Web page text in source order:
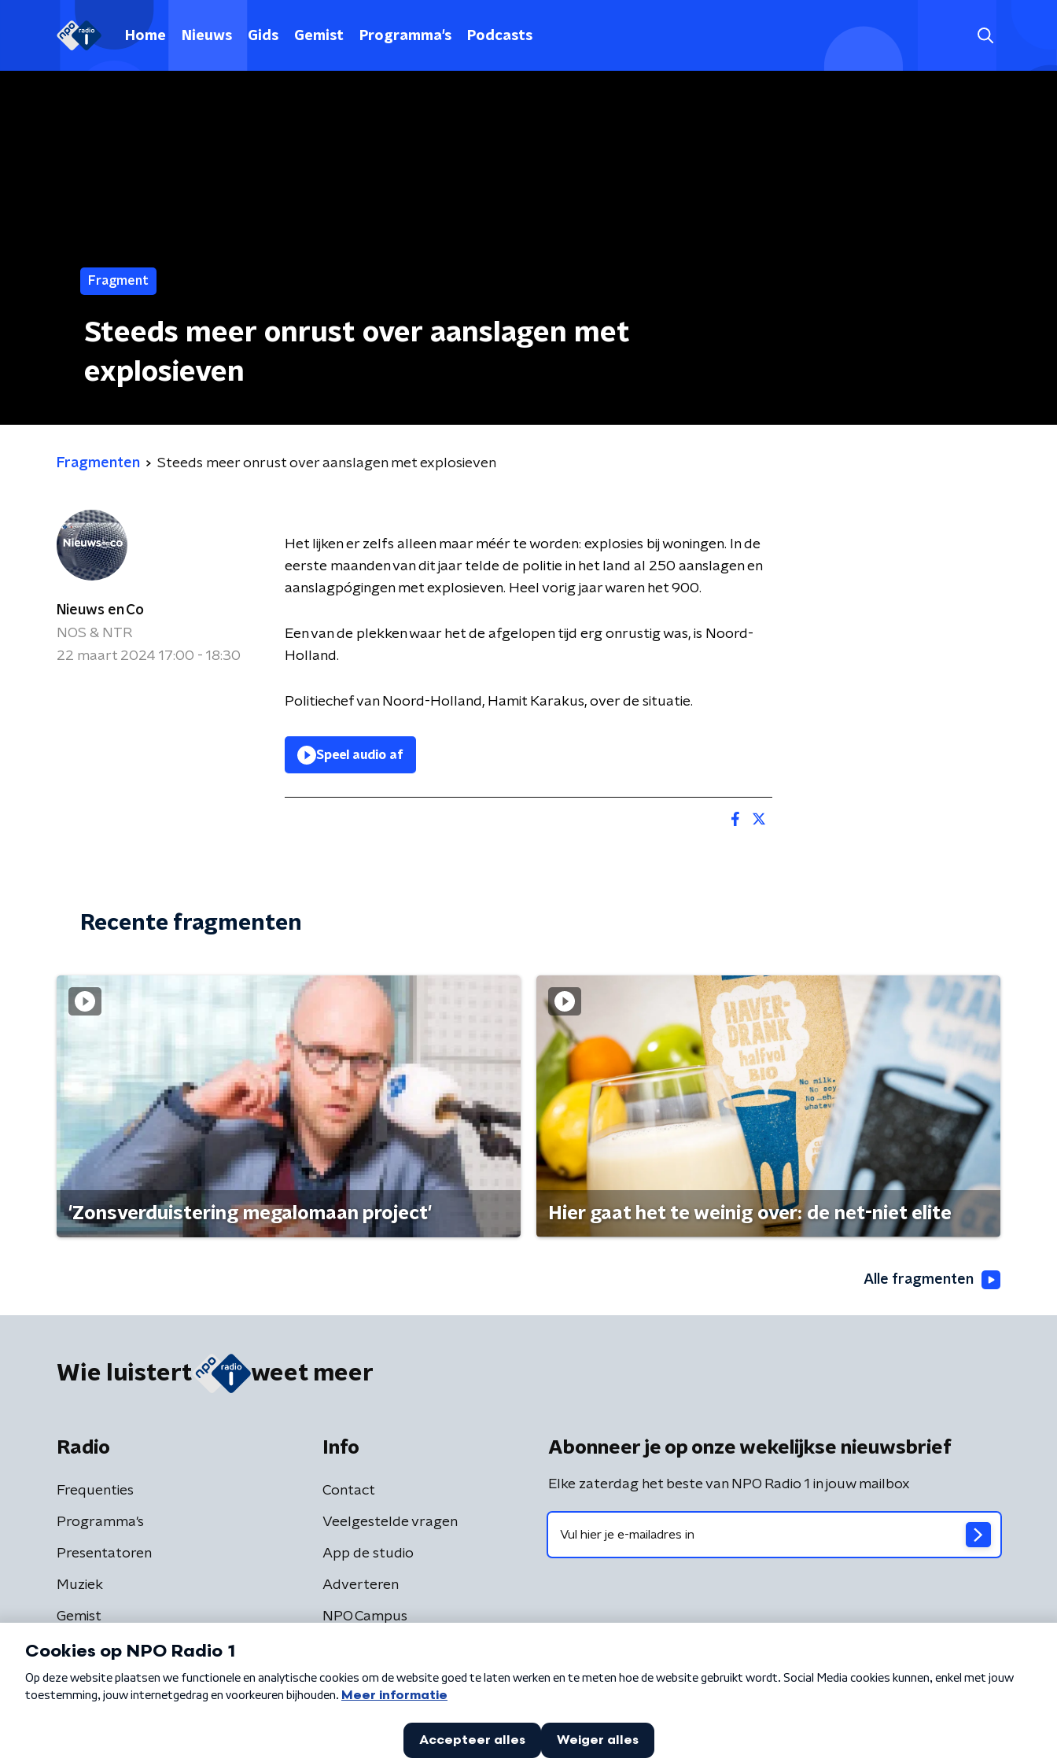
Home Nieuws Gids Gemist Programma's Podcasts
Fragment
Steeds meer onrust over aanslagen met
explosieven
Fragmenten Steeds meer onrust over aanslagen met explosieven
Nieuws en Co
NOS & NTR
22 maart 2024 17:00 - 18:30
Het lijken er zelfs alleen maar méér te worden: explosies bij woningen. In de
eerste maanden van dit jaar telde de politie in het land al 250 aanslagen en
aanslagpógingen met explosieven. Heel vorig jaar waren het 900.
Een van de plekken waar het de afgelopen tijd erg onrustig was, is Noord-
Holland.
Politiechef van Noord-Holland, Hamit Karakus, over de situatie.
Speel audio af
Recente fragmenten
'Zonsverduistering megalomaan project' Hier gaat het te weinig over: de net-niet elite
Alle fragmenten
Wie luistert weet meer
Radio
Frequenties
Programma's
Presentatoren
Muziek
Gemist
Info
Contact
Veelgestelde vragen
App de studio
Adverteren
NPO Campus
Abonneer je op onze wekelijkse nieuwsbrief
Elke zaterdag het beste van NPO Radio 1 in jouw mailbox
Algemene voorwaarden Privacybeleid